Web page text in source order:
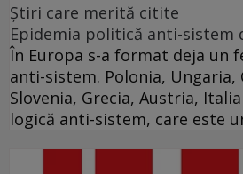
Ştiri care merită citite
Epidemia politică anti-sistem
În Europa s-a format deja un
anti-sistem. Polonia, Ungaria,
Slovenia, Grecia, Austria,
logică anti-sistem, care este